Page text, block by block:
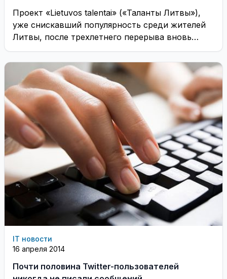
Проект «Lietuvos talentai» («Таланты Литвы»),
уже снискавший популярность среди жителей
Литвы, после трехлетнего перерыва вновь
возвращается в эфир телеканала TV3. ...
IT новости
16 апреля 2014
Почти половина Twitter-пользователей